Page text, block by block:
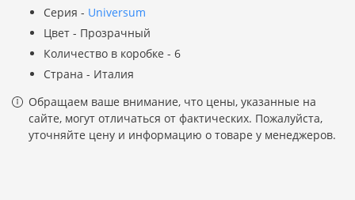
Серия - Universum
Цвет - Прозрачный
Количество в коробке - 6
Страна - Италия
Обращаем ваше внимание, что цены, указанные на
сайте, могут отличаться от фактических. Пожалуйста,
уточняйте цену и информацию о товаре у менеджеров.